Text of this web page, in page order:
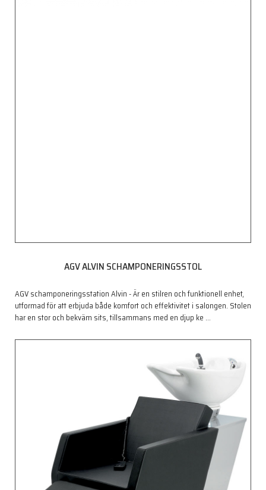
AGV ALVIN SCHAMPONERINGSSTOL
AGV schamponeringsstation Alvin - Är en stilren och funktionell enhet,
utformad för att erbjuda både komfort och effektivitet i salongen. Stolen
har en stor och bekväm sits, tillsammans med en djup ke …